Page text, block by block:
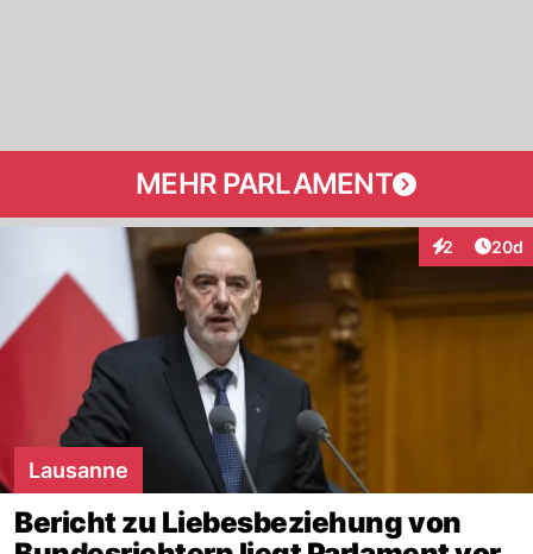
MEHR PARLAMENT
2
Interaktionen
20d
Lausanne
Bericht zu Liebesbeziehung von